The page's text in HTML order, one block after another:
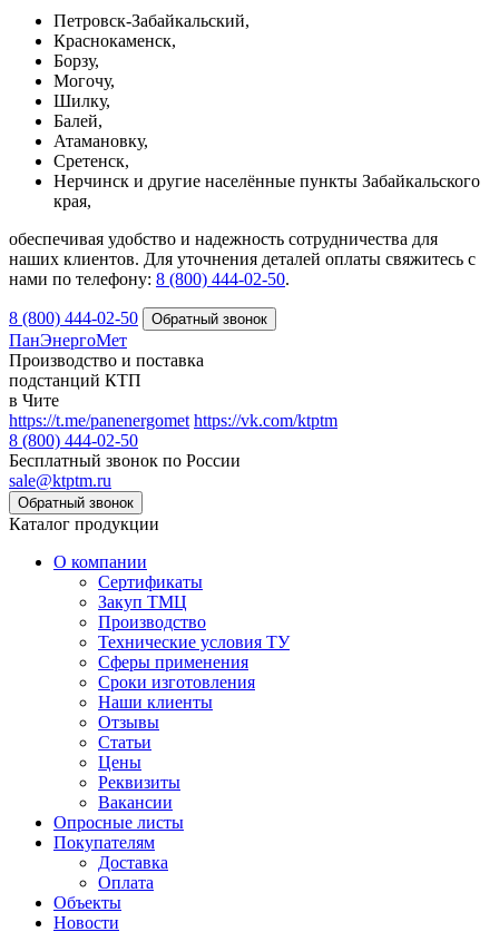
Петровск-Забайкальский,
Краснокаменск,
Борзу,
Могочу,
Шилку,
Балей,
Атамановку,
Сретенск,
Нерчинск и другие населённые пункты Забайкальского
края,
обеспечивая удобство и надежность сотрудничества для
наших клиентов. Для уточнения деталей оплаты свяжитесь с
нами по телефону: 8 (800) 444-02-50.
8 (800) 444-02-50
ПанЭнергоМет
Производство и поставка
подстанций КТП
в Чите
https://t.me/panenergomet https://vk.com/ktptm
8 (800) 444-02-50
Бесплатный звонок по России
sale@ktptm.ru
Каталог продукции
О компании
Сертификаты
Закуп ТМЦ
Производство
Технические условия ТУ
Сферы применения
Сроки изготовления
Наши клиенты
Отзывы
Статьи
Цены
Реквизиты
Вакансии
Опросные листы
Покупателям
Доставка
Оплата
Объекты
Новости